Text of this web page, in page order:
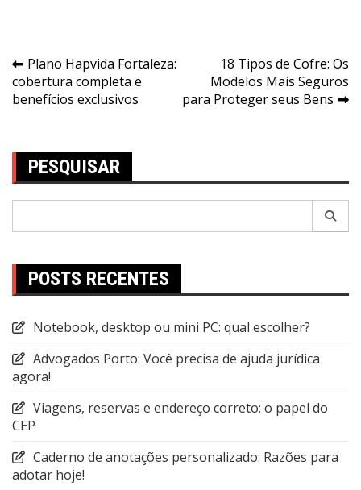
Navegação
de
Plano Hapvida Fortaleza:
cobertura completa e
benefícios exclusivos
18 Tipos de Cofre: Os
Modelos Mais Seguros
para Proteger seus Bens
PESQUISAR
POSTS RECENTES
Notebook, desktop ou mini PC: qual escolher?
Advogados Porto: Você precisa de ajuda jurídica
agora!
Viagens, reservas e endereço correto: o papel do
CEP
Caderno de anotações personalizado: Razões para
adotar hoje!